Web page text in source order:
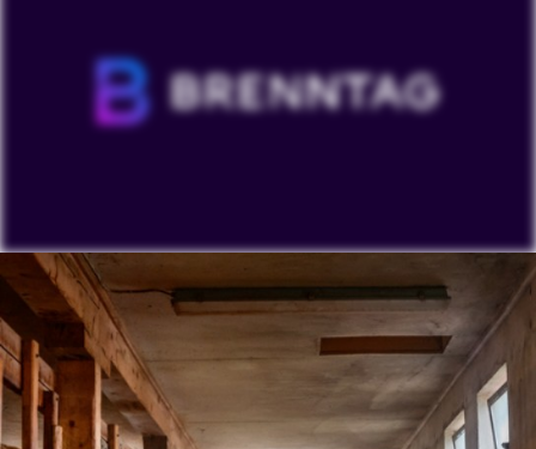
Para ver nuestros vídeos de YouTube debe aceptar las
'Targeting cookies'. La visualización de este contenido
puede dar lugar a que YouTube procese datos
personales o coloque cookies en su dispositivo.
Cookies SettingsVer en YouTube